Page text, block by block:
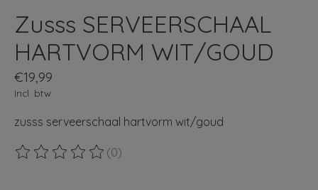
Zusss SERVEERSCHAAL
HARTVORM WIT/GOUD
€19,99
Incl. btw
zusss serveerschaal hartvorm wit/goud
De beoordeling van dit product is
(0)